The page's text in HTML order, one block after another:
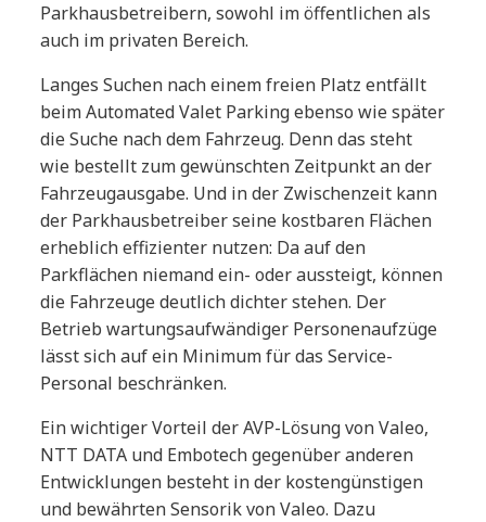
Parkhausbetreibern, sowohl im öffentlichen als
auch im privaten Bereich.
Langes Suchen nach einem freien Platz entfällt
beim Automated Valet Parking ebenso wie später
die Suche nach dem Fahrzeug. Denn das steht
wie bestellt zum gewünschten Zeitpunkt an der
Fahrzeugausgabe. Und in der Zwischenzeit kann
der Parkhausbetreiber seine kostbaren Flächen
erheblich effizienter nutzen: Da auf den
Parkflächen niemand ein- oder aussteigt, können
die Fahrzeuge deutlich dichter stehen. Der
Betrieb wartungsaufwändiger Personenaufzüge
lässt sich auf ein Minimum für das Service-
Personal beschränken.
Ein wichtiger Vorteil der AVP-Lösung von Valeo,
NTT DATA und Embotech gegenüber anderen
Entwicklungen besteht in der kostengünstigen
und bewährten Sensorik von Valeo. Dazu